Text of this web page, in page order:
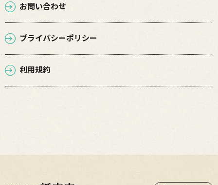
お問い合わせ
プライバシーポリシー
利用規約